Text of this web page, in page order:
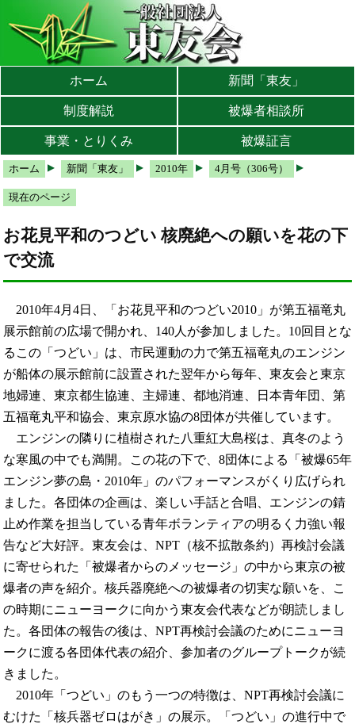
メインメニューへ
サブメニューへ
現在地ナビ（パンくずリスト）へ
ホーム 新聞「東友」
制度解説 被爆者相談所
事業・とりくみ 被爆証言
ホーム 新聞「東友」 2010年 4月号（306号）
現在のページ
お花見平和のつどい 核廃絶への願いを花の下
で交流
2010年4月4日、「お花見平和のつどい2010」が第五福竜丸
展示館前の広場で開かれ、140人が参加しました。10回目とな
るこの「つどい」は、市民運動の力で第五福竜丸のエンジン
が船体の展示館前に設置された翌年から毎年、東友会と東京
地婦連、東京都生協連、主婦連、都地消連、日本青年団、第
五福竜丸平和協会、東京原水協の8団体が共催しています。
エンジンの隣りに植樹された八重紅大島桜は、真冬のよう
な寒風の中でも満開。この花の下で、8団体による「被爆65年
エンジン夢の島・2010年」のパフォーマンスがくり広げられ
ました。各団体の企画は、楽しい手話と合唱、エンジンの錆
止め作業を担当している青年ボランティアの明るく力強い報
告など大好評。東友会は、NPT（核不拡散条約）再検討会議
に寄せられた「被爆者からのメッセージ」の中から東京の被
爆者の声を紹介。核兵器廃絶への被爆者の切実な願いを、こ
の時期にニューヨークに向かう東友会代表などが朗読しまし
た。各団体の報告の後は、NPT再検討会議のためにニューヨ
ークに渡る各団体代表の紹介、参加者のグループトークが続
きました。
2010年「つどい」のもう一つの特徴は、NPT再検討会議に
むけた「核兵器ゼロはがき」の展示。「つどい」の進行中で